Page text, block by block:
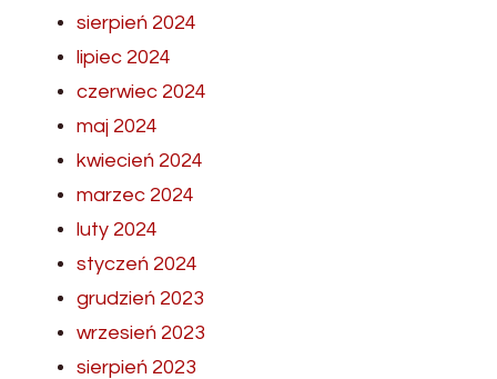
sierpień 2024
lipiec 2024
czerwiec 2024
maj 2024
kwiecień 2024
marzec 2024
luty 2024
styczeń 2024
grudzień 2023
wrzesień 2023
sierpień 2023